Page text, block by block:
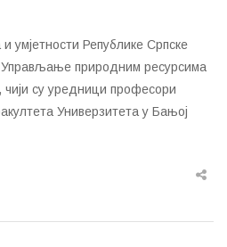
умјетности Републике Српске
Управљање природним ресурсима
чији су уредници професори
Универзитета у Бањој